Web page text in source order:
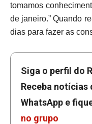
tomamos
de janeiro.” Quando
dias para fazer as
Siga o perfil do
Receba notícias
WhatsApp e
no grupo